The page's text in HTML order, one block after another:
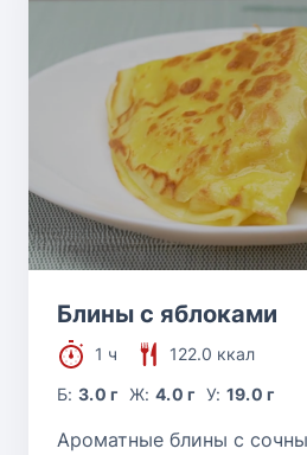
Блины с яблоками
1 ч
122.0 ккал
Б:3.0 г Ж: 4.0 г У: 19.0 г
Ароматные блины с